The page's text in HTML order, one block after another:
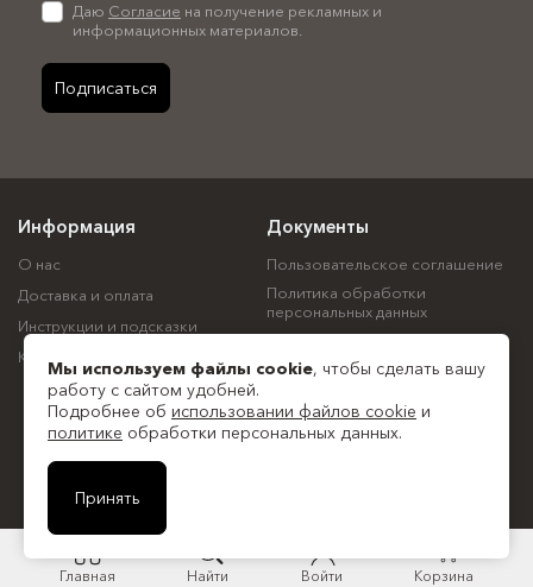
Даю Согласие на получение рекламных и
информационных материалов.
Подписаться
Информация
О нас
Доставка и оплата
Инструкции и подсказки
Контакты
Документы
Пользовательское соглашение
Политика обработки
персональных данных
Политика использования
файлов cookie
персональных данных
Все документы
Главная Найти Войти Корзина
Мы используем файлы cookie, чтобы сделать вашу
работу с сайтом удобней.
Подробнее об использовании файлов cookie и
политике обработки персональных данных.
Принять